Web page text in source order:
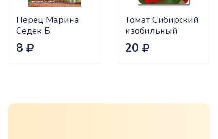
Перец Марина
Седек Б
8
Томат Сибирский
изобильный
Сиб.сад Ц
20